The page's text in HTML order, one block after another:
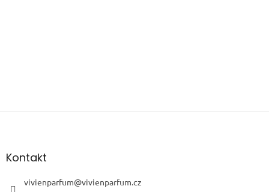
Z
aKontakt
vivienparfum@vivienparfum.cz